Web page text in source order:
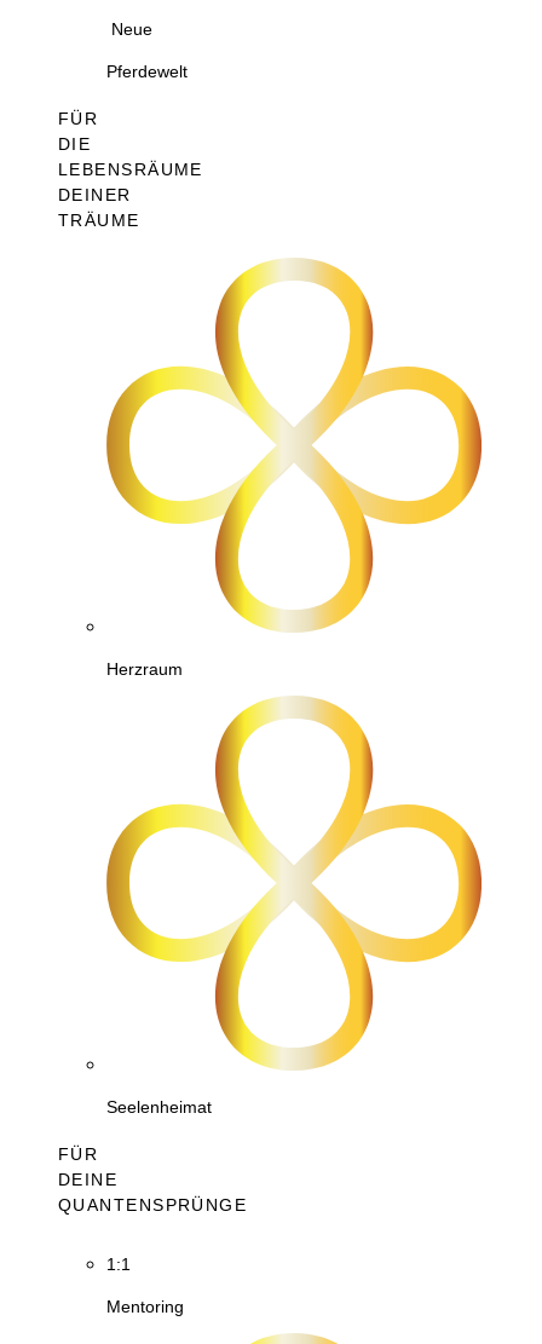
Neue
Pferdewelt
FÜR
DIE
LEBENSRÄUME
DEINER
TRÄUME
Herzraum
Seelenheimat
FÜR
DEINE
QUANTENSPRÜNGE
1:1
Mentoring